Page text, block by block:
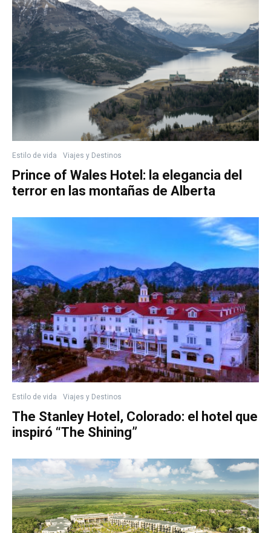
Estilo de vida Viajes y Destinos
Prince of Wales Hotel: la elegancia del
terror en las montañas de Alberta
Estilo de vida Viajes y Destinos
The Stanley Hotel, Colorado: el hotel que
inspiró “The Shining”